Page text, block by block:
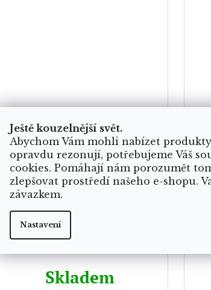
Ještě kouzelnější svět.
Abychom Vám mohli nabízet
opravdu rezonují, potřebujeme Váš
cookies. Pomáhají nám porozumět
zlepšovat prostředí našeho e-shopu.
závazkem.
Nastavení
Unikátní růženínová miska
Skladem